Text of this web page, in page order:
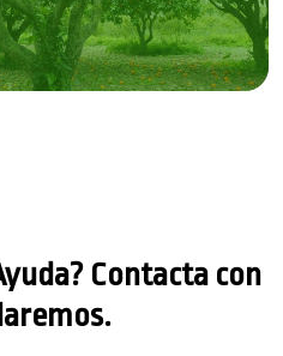
Contacta con